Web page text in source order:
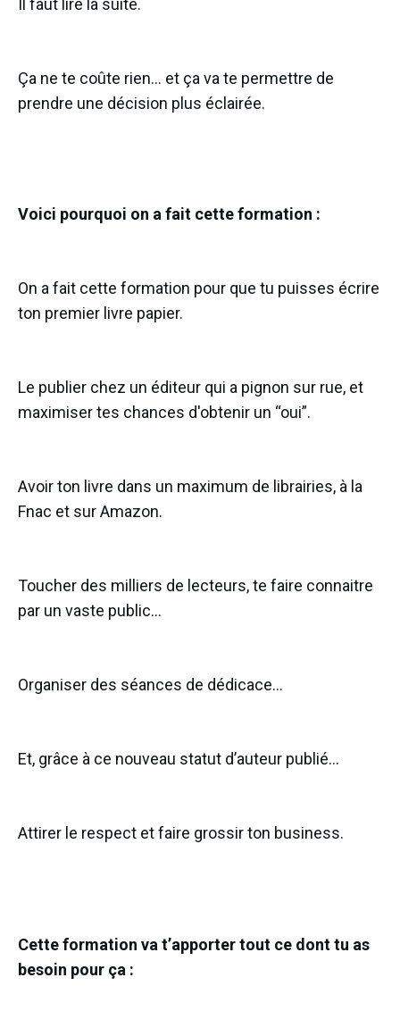
Ça ne te coûte rien… et ça va te permettre de
prendre une décision plus éclairée.
Voici pourquoi on a fait cette formation :
On a fait cette formation pour que tu puisses écrire
ton premier livre papier.
Le publier chez un éditeur qui a pignon sur rue, et
maximiser tes chances d'obtenir un “oui”.
Avoir ton livre dans un maximum de librairies, à la
Fnac et sur Amazon.
Toucher des milliers de lecteurs, te faire connaitre
par un vaste public…
Organiser des séances de dédicace…
Et, grâce à ce nouveau statut d’auteur publié…
Attirer le respect et faire grossir ton business.
Cette formation va t’apporter tout ce dont tu as
besoin pour ça :